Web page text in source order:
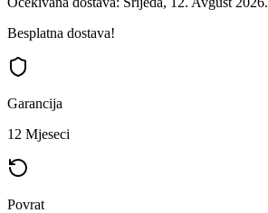
Besplatna dostava!
Garancija
12 Mjeseci
Povrat